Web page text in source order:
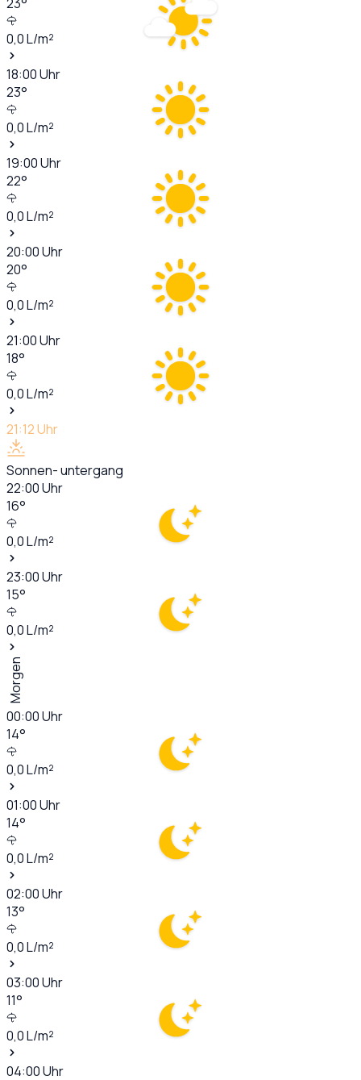
0,0L/m²
18:00Uhr
23°
0,0L/m²
19:00Uhr
22°
0,0L/m²
20:00Uhr
20°
0,0L/m²
21:00Uhr
18°
0,0L/m²
21:12Uhr
Sonnen- untergang
22:00Uhr
16°
0,0L/m²
23:00Uhr
15°
0,0L/m²
Morgen
00:00Uhr
14°
0,0L/m²
01:00Uhr
14°
0,0L/m²
02:00Uhr
13°
0,0L/m²
03:00Uhr
11°
0,0L/m²
04:00Uhr